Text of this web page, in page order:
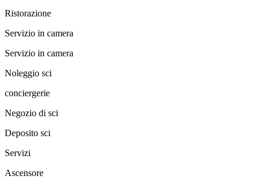
Ristorazione
Servizio in camera
Servizio in camera
Noleggio sci
conciergerie
Negozio di sci
Deposito sci
Servizi
Ascensore